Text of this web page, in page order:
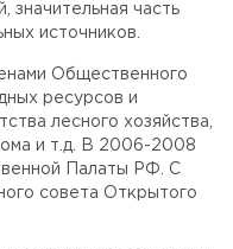
часть
источников.
Общественного
ресурсов и
лесного хозяйства,
и т.д. В 2006-2008
Палаты РФ. С
совета Открытого